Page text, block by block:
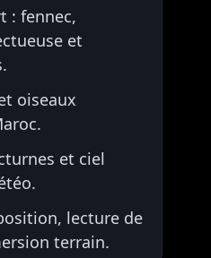
: fennec,
et
oiseaux
et ciel
lecture de
terrain.